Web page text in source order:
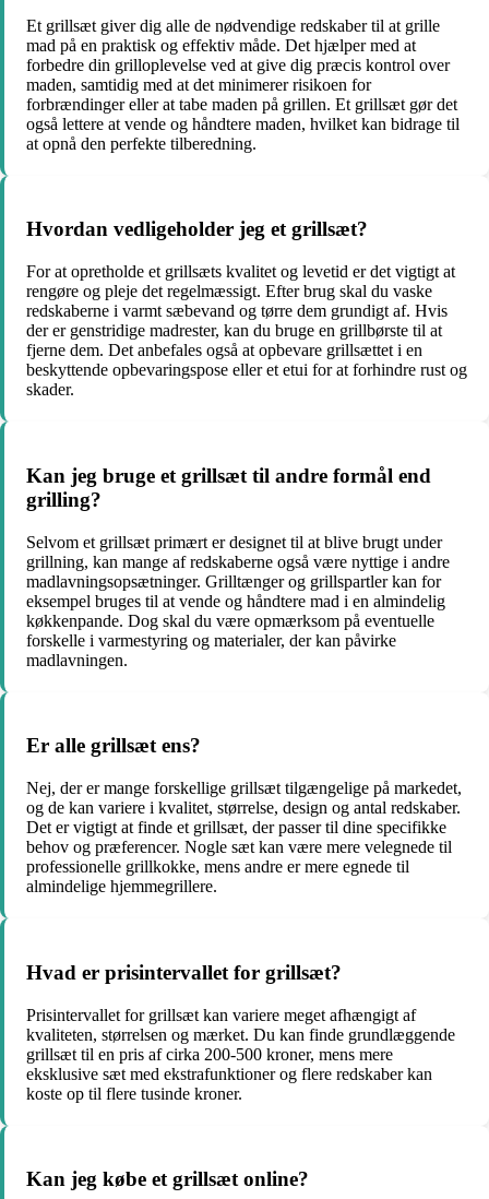
Et grillsæt giver dig alle de nødvendige redskaber til at grille
mad på en praktisk og effektiv måde. Det hjælper med at
forbedre din grilloplevelse ved at give dig præcis kontrol over
maden, samtidig med at det minimerer risikoen for
forbrændinger eller at tabe maden på grillen. Et grillsæt gør det
også lettere at vende og håndtere maden, hvilket kan bidrage til
at opnå den perfekte tilberedning.
Hvordan vedligeholder jeg et grillsæt?
For at opretholde et grillsæts kvalitet og levetid er det vigtigt at
rengøre og pleje det regelmæssigt. Efter brug skal du vaske
redskaberne i varmt sæbevand og tørre dem grundigt af. Hvis
der er genstridige madrester, kan du bruge en grillbørste til at
fjerne dem. Det anbefales også at opbevare grillsættet i en
beskyttende opbevaringspose eller et etui for at forhindre rust og
skader.
Kan jeg bruge et grillsæt til andre formål end
grilling?
Selvom et grillsæt primært er designet til at blive brugt under
grillning, kan mange af redskaberne også være nyttige i andre
madlavningsopsætninger. Grilltænger og grillspartler kan for
eksempel bruges til at vende og håndtere mad i en almindelig
køkkenpande. Dog skal du være opmærksom på eventuelle
forskelle i varmestyring og materialer, der kan påvirke
madlavningen.
Er alle grillsæt ens?
Nej, der er mange forskellige grillsæt tilgængelige på markedet,
og de kan variere i kvalitet, størrelse, design og antal redskaber.
Det er vigtigt at finde et grillsæt, der passer til dine specifikke
behov og præferencer. Nogle sæt kan være mere velegnede til
professionelle grillkokke, mens andre er mere egnede til
almindelige hjemmegrillere.
Hvad er prisintervallet for grillsæt?
Prisintervallet for grillsæt kan variere meget afhængigt af
kvaliteten, størrelsen og mærket. Du kan finde grundlæggende
grillsæt til en pris af cirka 200-500 kroner, mens mere
eksklusive sæt med ekstrafunktioner og flere redskaber kan
koste op til flere tusinde kroner.
Kan jeg købe et grillsæt online?